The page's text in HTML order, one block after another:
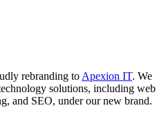
rebranding to Apexion IT. We
solutions, including web
and SEO, under our new brand.